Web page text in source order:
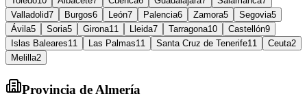
Valladolid7 Burgos6 León7 Palencia6 Zamora5 Segovia5
Ávila5 Soria5 Girona11 Lleida7 Tarragona10 Castellón9
Islas Baleares11 Las Palmas11 Santa Cruz de Tenerife11 Ceuta2
Melilla2
Provincia de Almería